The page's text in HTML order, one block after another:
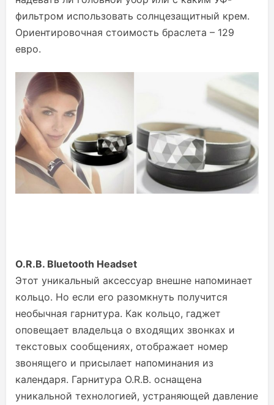
фильтром использовать солнцезащитный крем.
Ориентировочная стоимость браслета – 129
евро.
O.R.B. Bluetooth Headset
Этот уникальный аксессуар внешне напоминает
кольцо. Но если его разомкнуть получится
необычная гарнитура. Как кольцо, гаджет
оповещает владельца о входящих звонках и
текстовых сообщениях, отображает номер
звонящего и присылает напоминания из
календаря. Гарнитура O.R.B. оснащена
уникальной технологией, устраняющей давление